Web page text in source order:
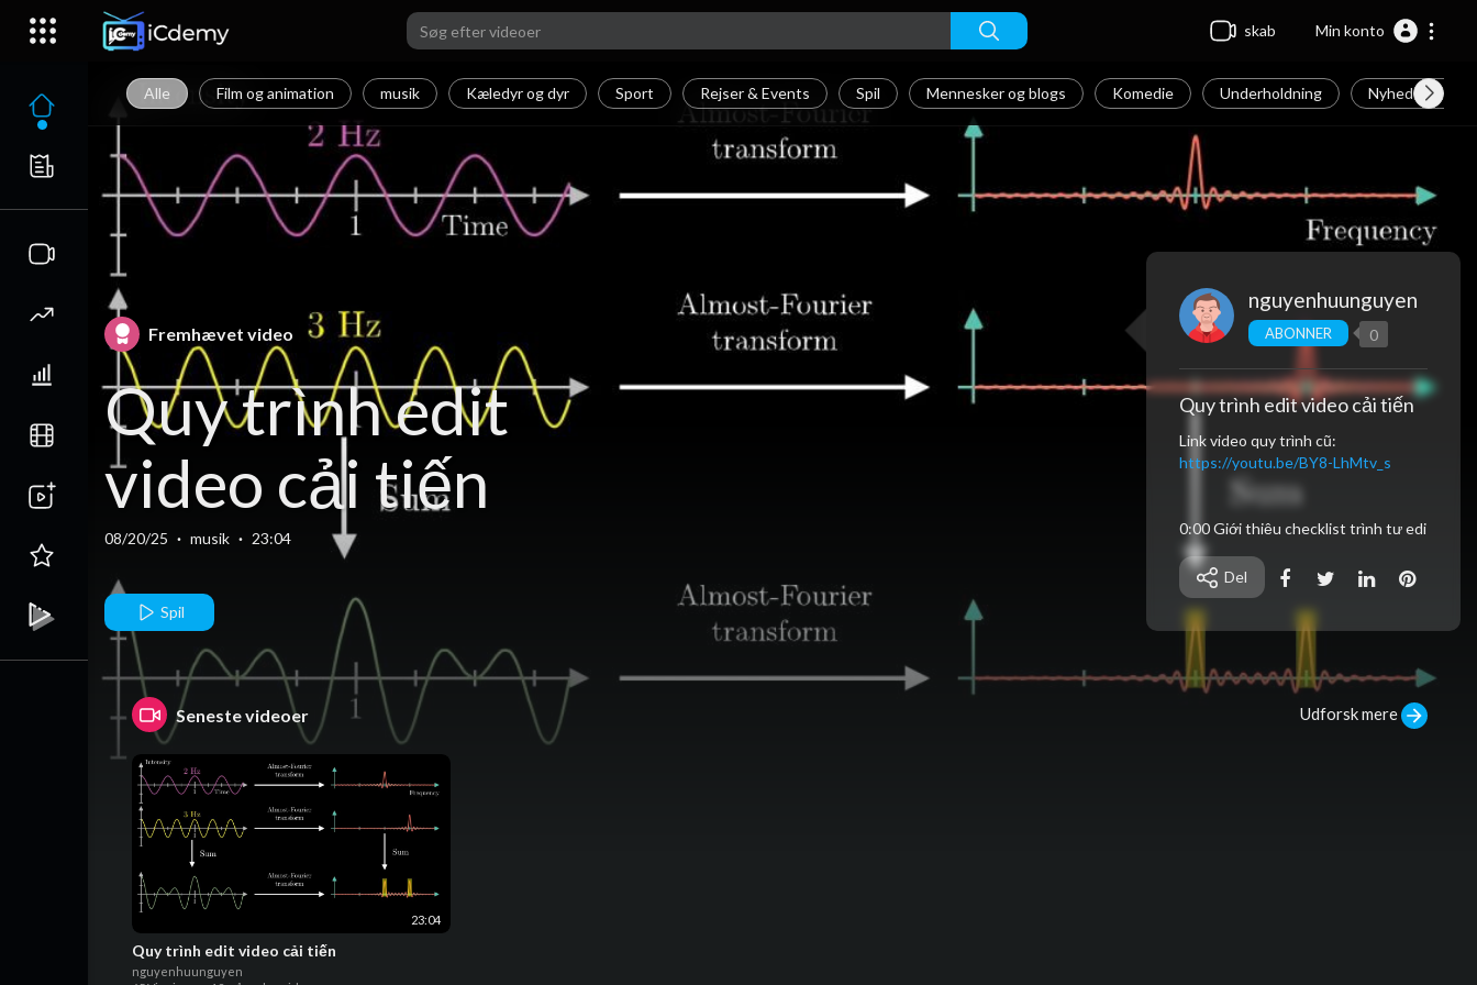
skab Min konto
Alle Film og animation musik Kæledyr og dyr Sport Rejser & Events Spil Mennesker og blogs Komedie Underholdning Nyheder &
Fremhævet video
Quy trình edit
video cải tiến
08/20/25 · musik · 23:04
Spil
nguyenhuunguyen
ABONNER 0
Quy trình edit video cải tiến
Link video quy trình cũ:
https://youtu.be/BY8-LhMtv_s
0:00 Giới thiệu checklist trình tự edi
t và checklist tự kiểm tra chất lượng
video
4:13 Quay lại phân tích về quy trình
edit cũ
4:55 Cải tiến về cách tìm hình ảnh _
Dùng AI tìm kiếm hình ảnh (Nếu tạo
thì phải soát lỗi chính tả nếu có)
6:40 Nếu được có thể tìm video tăn
Del
Seneste videoer Udforsk mere
23:04
Quy trình edit video cải tiến
nguyenhuunguyen